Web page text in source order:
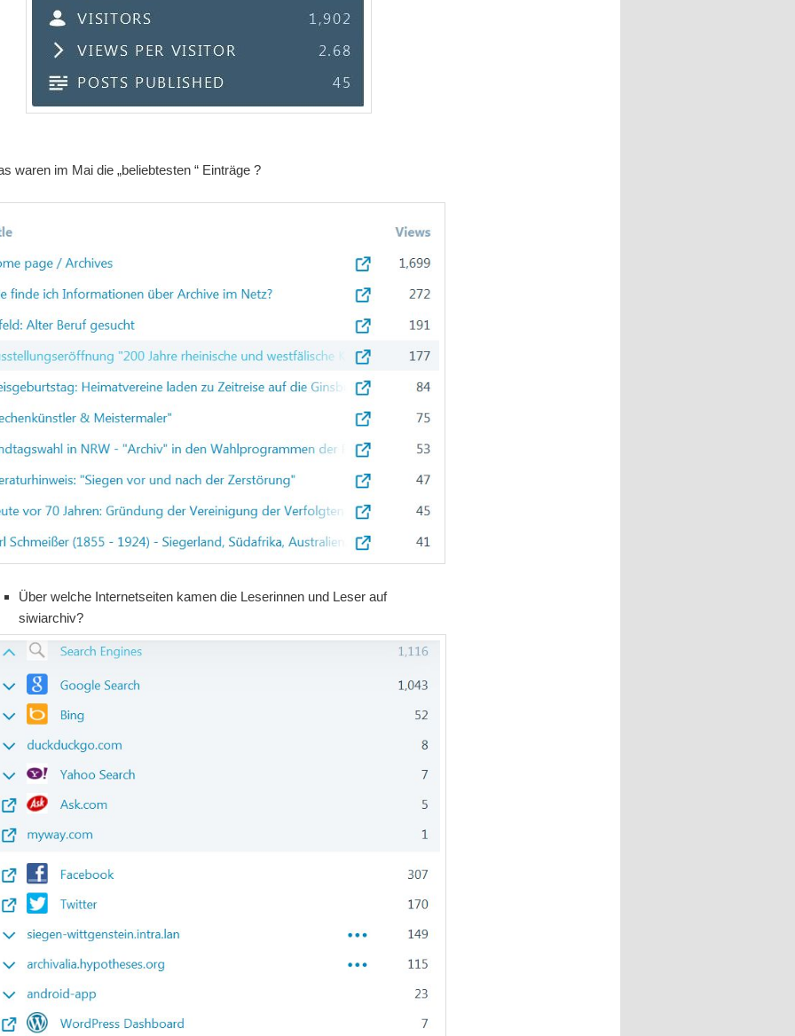
waren im Mai die „beliebtesten “ Einträge ?
Über welche Internetseiten kamen die Leserinnen und Leser auf
siwiarchiv?